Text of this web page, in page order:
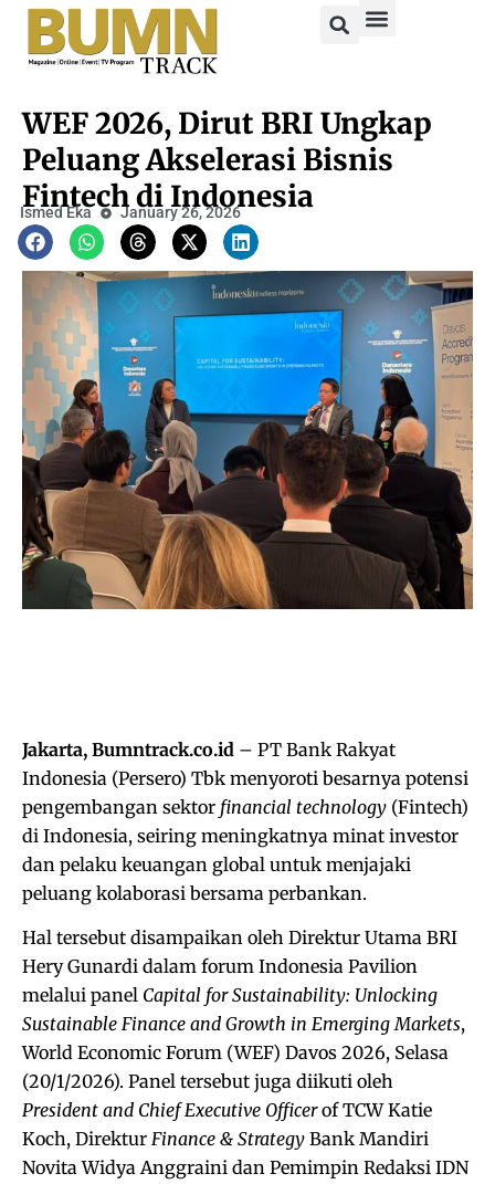
WEF 2026, Dirut BRI Ungkap
Peluang Akselerasi Bisnis
Fintech di Indonesia
Ismed Eka January 26, 2026
Jakarta, Bumntrack.co.id – PT Bank Rakyat
Indonesia (Persero) Tbk menyoroti besarnya potensi
pengembangan sektor financial technology (Fintech)
di Indonesia, seiring meningkatnya minat investor
dan pelaku keuangan global untuk menjajaki
peluang kolaborasi bersama perbankan.
Hal tersebut disampaikan oleh Direktur Utama BRI
Hery Gunardi dalam forum Indonesia Pavilion
melalui panel Capital for Sustainability: Unlocking
Sustainable Finance and Growth in Emerging Markets,
World Economic Forum (WEF) Davos 2026, Selasa
(20/1/2026). Panel tersebut juga diikuti oleh
President and Chief Executive Officerof TCW Katie
Koch, Direktur Finance & Strategy Bank Mandiri
Novita Widya Anggraini dan Pemimpin Redaksi IDN